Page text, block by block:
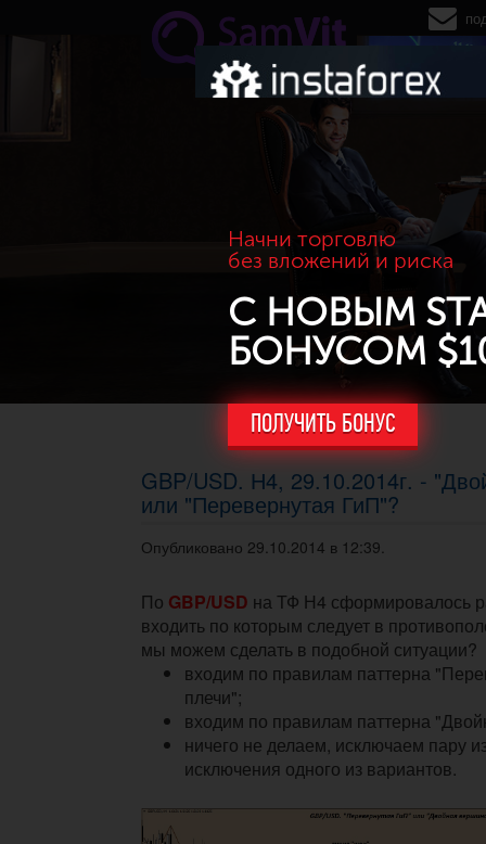
Перейти к основному содержанию
Начни торговлю
без вложений и риска
С НОВЫМ
БОНУСОМ
ПОЛУЧИТЬ БОНУС
GBP/USD. Н4, 29.10.2014г. -
или "Перевернутая ГиП"?
Опубликовано 29.10.2014 в 12:39.
По GBP/USD на ТФ Н4 сформировалось
входить по которым следует в
мы можем сделать в подобной ситуации?
входим по правилам паттерна
плечи";
входим по правилам паттерна
ничего не делаем, исключаем пару
исключения одного из вариантов.